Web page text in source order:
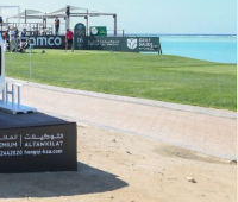
د
ا
إ
ل
ك
ت
ر